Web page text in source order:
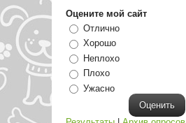
Оцените мой сайт
Отлично
Хорошо
Неплохо
Плохо
Ужасно